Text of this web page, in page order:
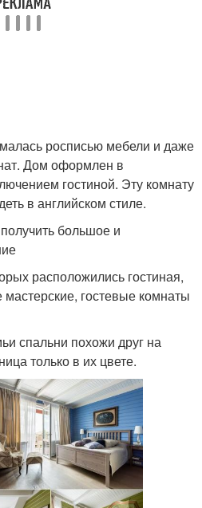
росписью мебели и даже
Дом оформлен в
гостиной. Эту комнату
в английском стиле.
большое и
расположились гостиная,
мастерские, гостевые комнаты
спальни похожи друг на
только в их цвете.